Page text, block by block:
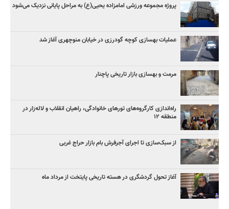
پروژه مجموعه ورزشی امامزاده یحیی(ع) به مراحل پایانی نزدیک می‌شود
عملیات بهسازی کوچه گودرزی در خیابان منوچهری آغاز شد
مرمت و بهسازی بازار تاریخی پاچنار
راه‌اندازی کارگروه‌های تورهای خانوادگی، راهیان انقلاب و لاله‌زار در
منطقه ۱۲
از سبک‌سازی تا اجرای آجرفرش بام بازار حراج غربی
آغاز تحول گردشگری در هسته تاریخی پایتخت از مرداد ماه